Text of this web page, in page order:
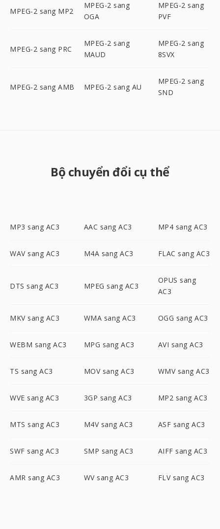
MPEG-2 sang MP2
MPEG-2 sang
OGA
MPEG-2 sang
PVF
MPEG-2 sang PRC
MPEG-2 sang
MAUD
MPEG-2 sang
8SVX
MPEG-2 sang AMB MPEG-2 sang AU
MPEG-2 sang
SND
Bộ chuyển đổi cụ thể
MP3 sang AC3 AAC sang AC3 MP4 sang AC3
WAV sang AC3 M4A sang AC3 FLAC sang AC3
DTS sang AC3 MPEG sang AC3
OPUS sang
AC3
MKV sang AC3 WMA sang AC3 OGG sang AC3
WEBM sang AC3 MPG sang AC3 AVI sang AC3
TS sang AC3 MOV sang AC3 WMV sang AC3
WVE sang AC3 3GP sang AC3 MP2 sang AC3
MTS sang AC3 M4V sang AC3 ASF sang AC3
SWF sang AC3 SMP sang AC3 AIFF sang AC3
AMR sang AC3 WV sang AC3 FLV sang AC3